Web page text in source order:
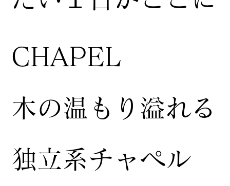
CHAPEL
木の温もり溢れる
独立系チャペル